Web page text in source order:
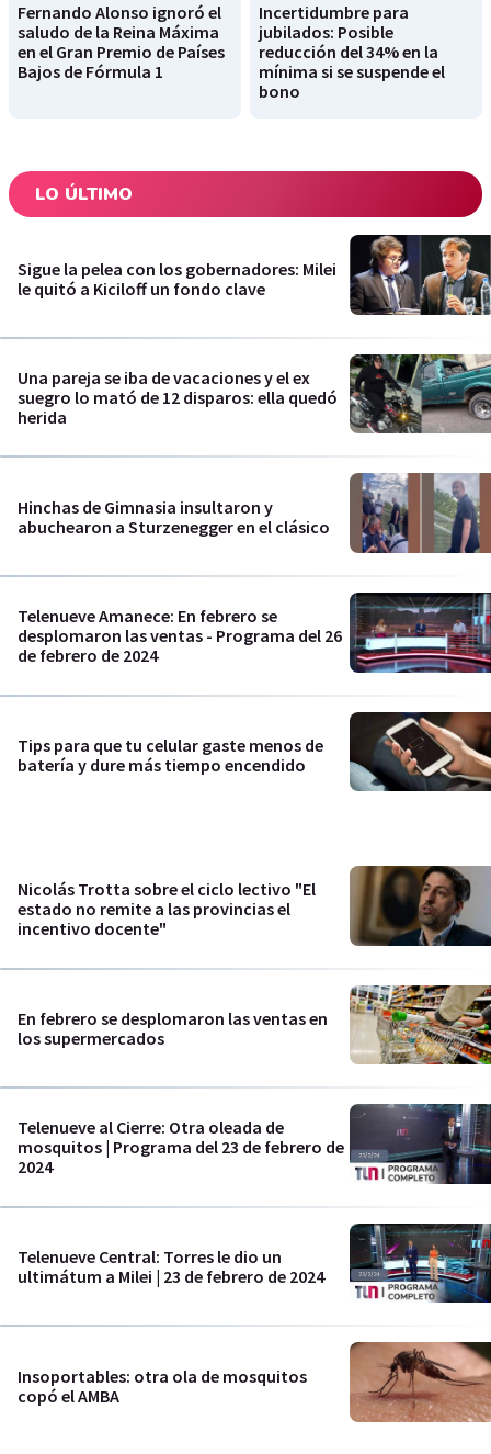
Fernando Alonso ignoró el
saludo de la Reina Máxima
en el Gran Premio de Países
Bajos de Fórmula 1
Incertidumbre para
jubilados: Posible
reducción del 34% en la
mínima si se suspende el
bono
LO ÚLTIMO
Sigue la pelea con los gobernadores: Milei
le quitó a Kiciloff un fondo clave
Una pareja se iba de vacaciones y el ex
suegro lo mató de 12 disparos: ella quedó
herida
Hinchas de Gimnasia insultaron y
abuchearon a Sturzenegger en el clásico
Telenueve Amanece: En febrero se
desplomaron las ventas - Programa del 26
de febrero de 2024
Tips para que tu celular gaste menos de
batería y dure más tiempo encendido
Nicolás Trotta sobre el ciclo lectivo "El
estado no remite a las provincias el
incentivo docente"
En febrero se desplomaron las ventas en
los supermercados
Telenueve al Cierre: Otra oleada de
mosquitos | Programa del 23 de febrero de
2024
Telenueve Central: Torres le dio un
ultimátum a Milei | 23 de febrero de 2024
Insoportables: otra ola de mosquitos
copó el AMBA